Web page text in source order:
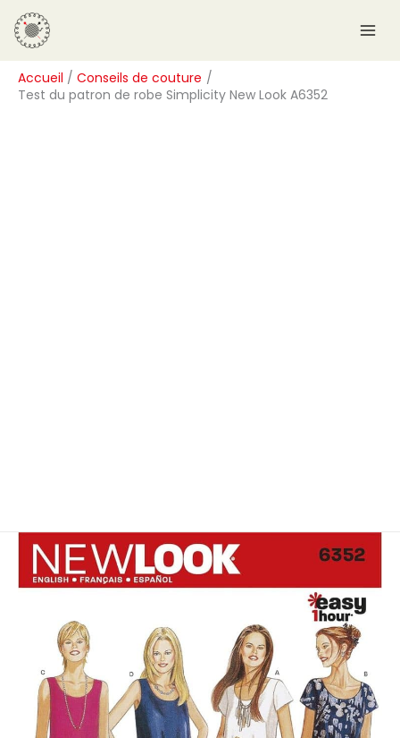
Aller
au
contenu
Accueil
Conseils de couture
Test du patron de robe Simplicity New Look A6352
R
e
c
h